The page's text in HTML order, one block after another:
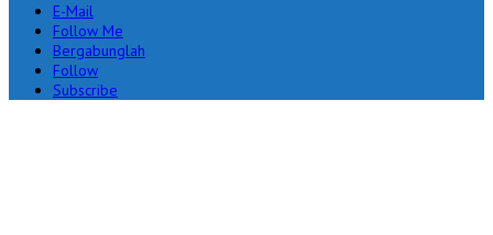
E-Mail
Follow Me
Bergabunglah
Follow
Subscribe